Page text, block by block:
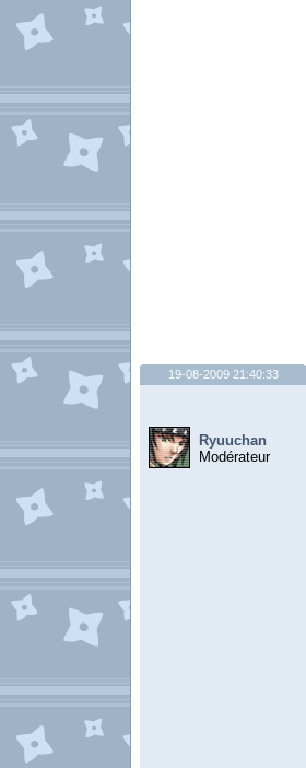
19-08-2009 21:40:33
Ryuuchan
Modérateur